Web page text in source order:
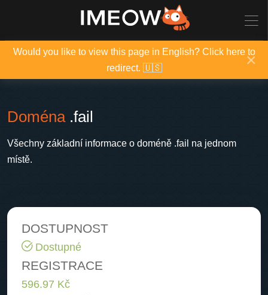
Would you like to view this page in English? Click here to
redirect. 🇺🇸
×
Doména.fail
Všechny základní informace o doméně .fail na jednom
místě.
DOSTUPNOST
Dostupné
REGISTRACE
596.97 Kč